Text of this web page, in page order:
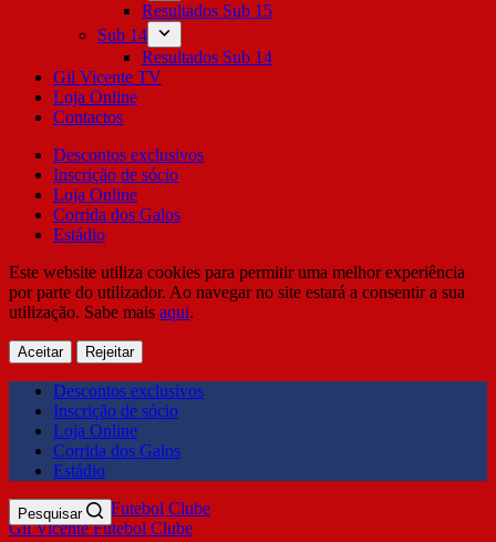
Resultados Sub 15
Sub 14
Resultados Sub 14
Gil Vicente TV
Loja Online
Contactos
Descontos exclusivos
Inscrição de sócio
Loja Online
Corrida dos Galos
Estádio
Este website utiliza cookies para permitir uma melhor experiência
por parte do utilizador. Ao navegar no site estará a consentir a sua
utilização. Sabe mais aqui.
Aceitar Rejeitar
Descontos exclusivos
Inscrição de sócio
Loja Online
Corrida dos Galos
Estádio
Gil Vicente Futebol Clube
Pesquisar